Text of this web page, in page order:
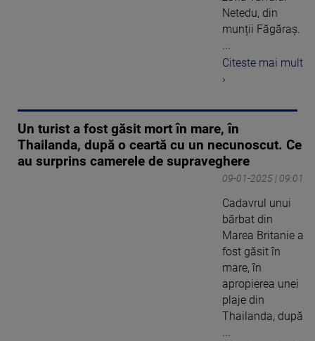
Netedu, din
munții Făgăraș.
...
Citeste mai mult
›
Un turist a fost găsit mort în mare, în
Thailanda, după o ceartă cu un necunoscut. Ce
au surprins camerele de supraveghere
09-01-2025 | 09:01
Cadavrul unui
bărbat din
Marea Britanie a
fost găsit în
mare, în
apropierea unei
plaje din
Thailanda, după